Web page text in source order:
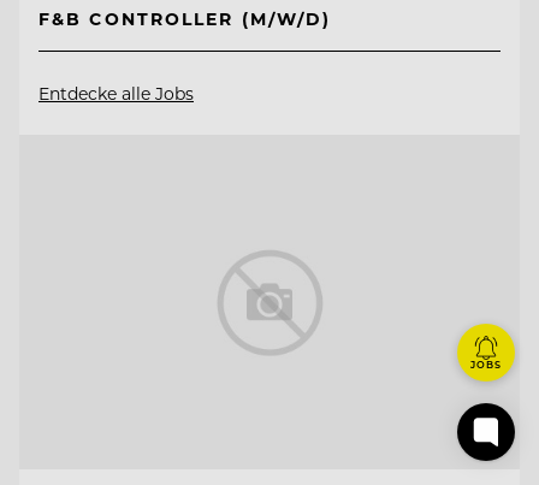
F&B CONTROLLER (M/W/D)
Entdecke alle Jobs
JOBS